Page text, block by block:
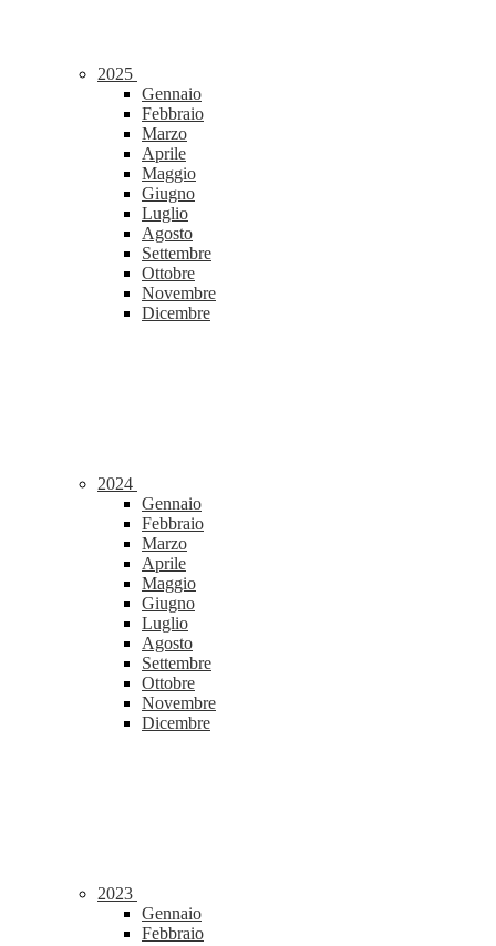
2025
Gennaio
Febbraio
Marzo
Aprile
Maggio
Giugno
Luglio
Agosto
Settembre
Ottobre
Novembre
Dicembre
2024
Gennaio
Febbraio
Marzo
Aprile
Maggio
Giugno
Luglio
Agosto
Settembre
Ottobre
Novembre
Dicembre
2023
Gennaio
Febbraio